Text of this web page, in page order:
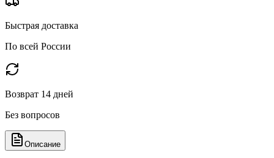
Быстрая доставка
По всей России
Возврат 14 дней
Без вопросов
Описание